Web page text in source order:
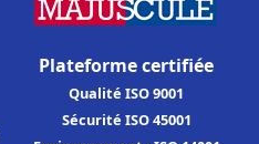
Plateforme certifiée
Qualité ISO 9001
Sécurité ISO 45001